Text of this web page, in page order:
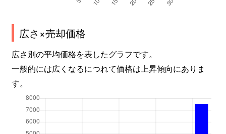
広さ×売却価格
広さ別の平均価格を表したグラフです。
一般的には広くなるにつれて価格は上昇傾向にありま
す。